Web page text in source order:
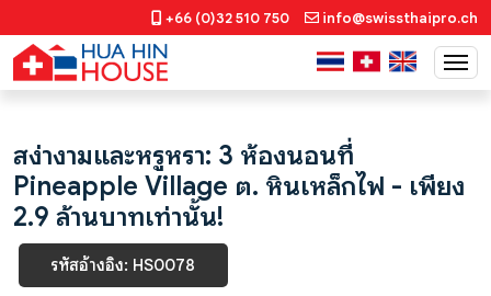
+66 (0)32 510 750 info@swissthaipro.ch
สง่างามและหรูหรา: 3 ห้องนอนที่
Pineapple Village ต. หินเหล็กไฟ - เพียง
2.9 ล้านบาทเท่านั้น!
รหัสอ้างอิง: HS0078